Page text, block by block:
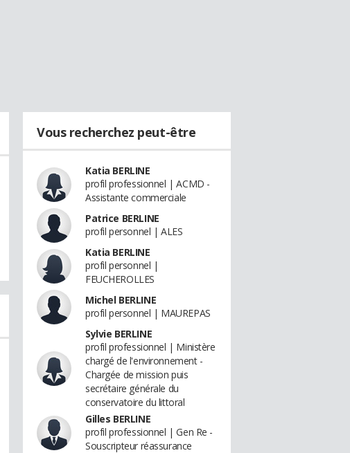
Vous recherchez peut-être
Katia BERLINE
profil professionnel | ACMD -
Assistante commerciale
Patrice BERLINE
profil personnel | ALES
Katia BERLINE
profil personnel |
FEUCHEROLLES
Michel BERLINE
profil personnel | MAUREPAS
Sylvie BERLINE
profil professionnel | Ministère
chargé de l'environnement -
Chargée de mission puis
secrétaire générale du
conservatoire du littoral
Gilles BERLINE
profil professionnel | Gen Re -
Souscripteur réassurance